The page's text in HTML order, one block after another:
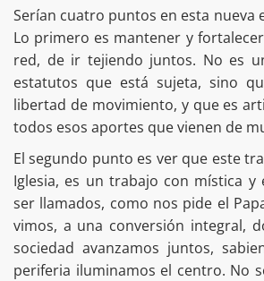
Serían cuatro puntos en esta nueva
Lo primero es mantener y
red, de ir tejiendo juntos. No es
estatutos que está sujeta, sino
libertad de movimiento, y que es
todos esos aportes que vienen de
El segundo punto es ver que este
Iglesia, es un trabajo con mística y
ser llamados, como nos pide el
vimos, a una conversión integral,
sociedad avanzamos juntos,
periferia iluminamos el centro. No